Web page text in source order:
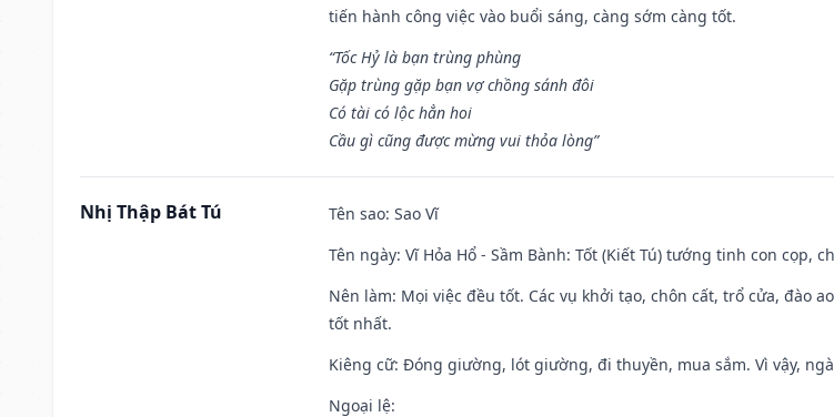
tiến hành công việc vào buổi sáng, càng sớm càng tốt.
“Tốc Hỷ là bạn trùng phùng
Gặp trùng gặp bạn vợ chồng sánh đôi
Có tài có lộc hẳn hoi
Cầu gì cũng được mừng vui thỏa lòng”
Nhị Thập Bát Tú Tên sao: Sao Vĩ
Tên ngày: Vĩ Hỏa Hổ - Sầm Bành: Tốt (Kiết Tú) tướng tinh con cọp,
Nên làm: Mọi việc đều tốt. Các vụ khởi tạo, chôn cất, trổ cửa, đào
tốt nhất.
Kiêng cữ: Đóng giường, lót giường, đi thuyền, mua sắm. Vì vậy,
Ngoại lệ: